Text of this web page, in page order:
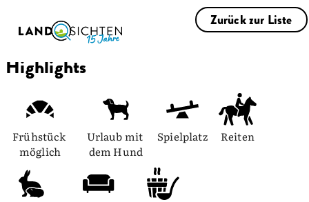
Zurück zur Liste
Highlights
Frühstück
möglich
Urlaub mit
dem Hund
Spielplatz Reiten